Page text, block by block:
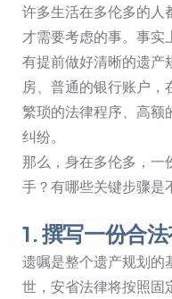
许多生活在多伦多的人
才需要考虑的事。事实
有提前做好清晰的遗产
房、普通的银行账户，
繁琐的法律程序、高额
纠纷。
那么，身在多伦多，一
手？有哪些关键步骤是
1. 撰写一份合
遗嘱是整个遗产规划的
世，安省法律将按照固